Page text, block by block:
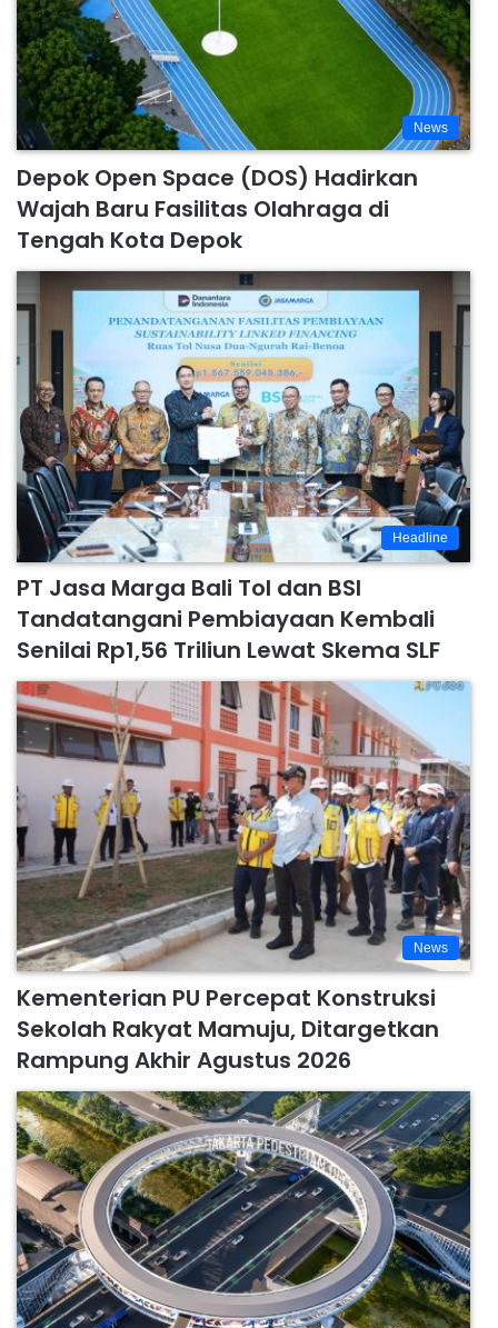
News
Depok Open Space (DOS) Hadirkan
Wajah Baru Fasilitas Olahraga di
Tengah Kota Depok
Headline
PT Jasa Marga Bali Tol dan BSI
Tandatangani Pembiayaan Kembali
Senilai Rp1,56 Triliun Lewat Skema SLF
News
Kementerian PU Percepat Konstruksi
Sekolah Rakyat Mamuju, Ditargetkan
Rampung Akhir Agustus 2026